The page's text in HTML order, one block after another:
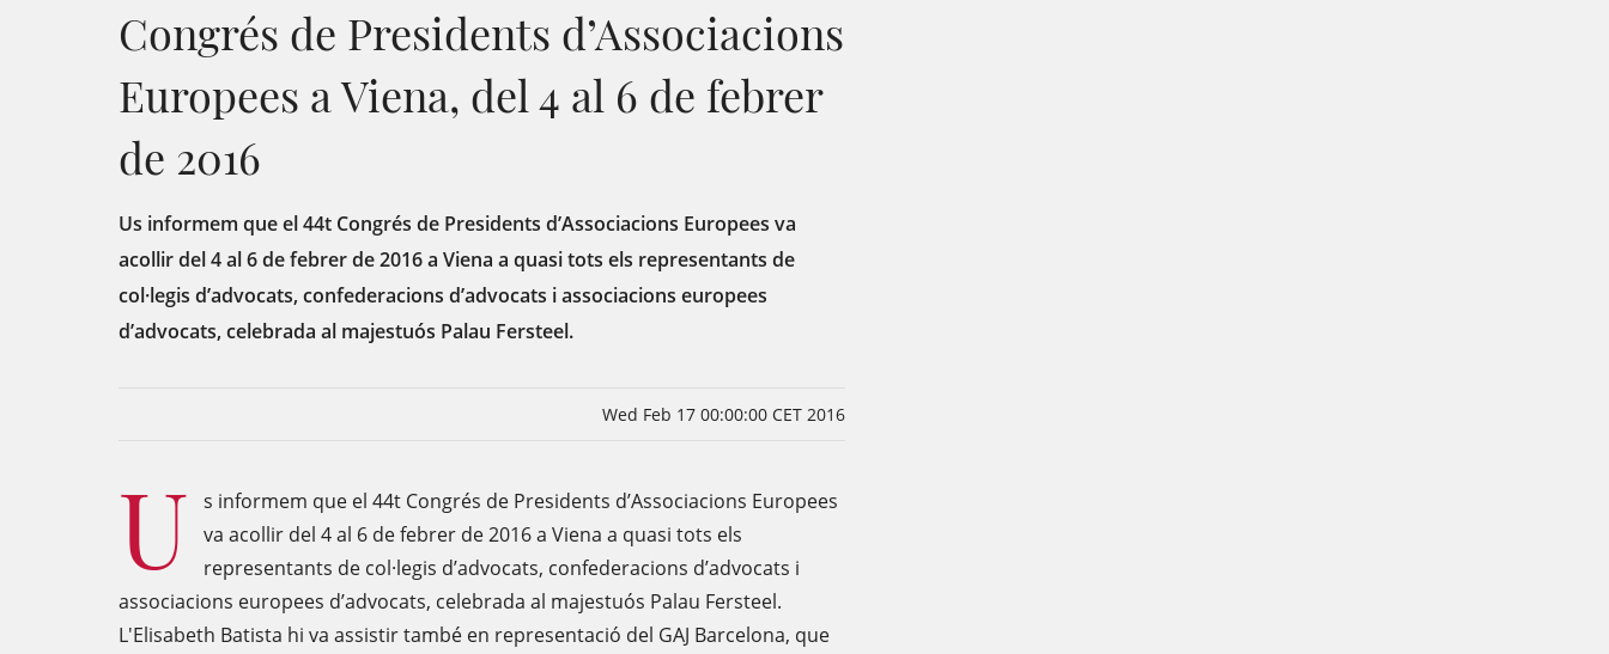
Congrés de Presidents d’Associacions
Europees a Viena, del 4 al 6 de febrer
de 2016
Us informem que el 44t Congrés de Presidents d’Associacions Europees va
acollir del 4 al 6 de febrer de 2016 a Viena a quasi tots els representants de
col·legis d’advocats, confederacions d’advocats i associacions europees
d’advocats, celebrada al majestuós Palau Fersteel.
Wed Feb 17 00:00:00 CET 2016
U
s informem que el 44t Congrés de Presidents d’Associacions Europees
va acollir del 4 al 6 de febrer de 2016 a Viena a quasi tots els
representants de col·legis d’advocats, confederacions d’advocats i
associacions europees d’advocats, celebrada al majestuós Palau Fersteel.
L'Elisabeth Batista hi va assistir també en representació del GAJ Barcelona, que